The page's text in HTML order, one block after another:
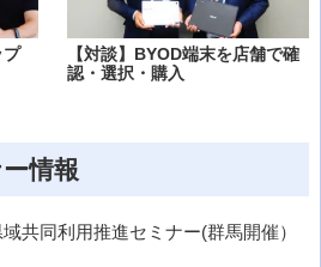
プ
【対談】BYOD端末を店舗で確
認・選択・購入
情報
共同利用推進セミナー(群馬開催）